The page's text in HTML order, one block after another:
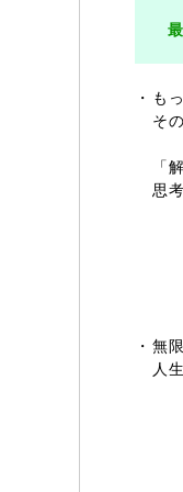
・も
その
「解
思考
・無
人生